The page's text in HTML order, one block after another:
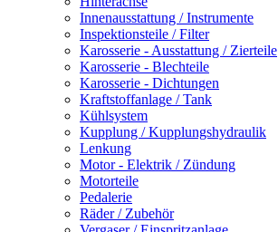
Innenausstattung / Instrumente
Inspektionsteile / Filter
Karosserie - Ausstattung / Zierteile
Karosserie - Blechteile
Karosserie - Dichtungen
Kraftstoffanlage / Tank
Kühlsystem
Kupplung / Kupplungshydraulik
Lenkung
Motor - Elektrik / Zündung
Motorteile
Pedalerie
Räder / Zubehör